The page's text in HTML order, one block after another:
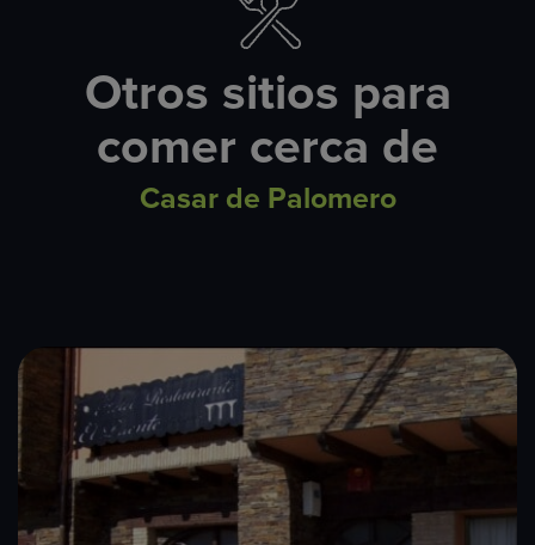
Otros sitios para
comer cerca de
Casar de Palomero